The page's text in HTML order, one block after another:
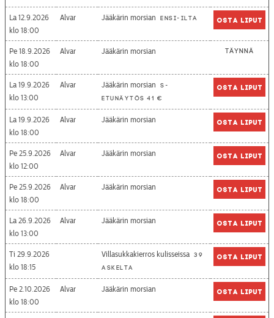
La 12.9.2026
18:00
Alvar Jääkärin morsian Ensi-ilta Osta liput
Pe 18.9.2026
18:00
Alvar Jääkärin morsian Täynnä
La 19.9.2026
13:00
Alvar Jääkärin morsian
S-
etunäytös 41 €
Osta liput
La 19.9.2026
18:00
Alvar Jääkärin morsian Osta liput
Pe 25.9.2026
12:00
Alvar Jääkärin morsian Osta liput
Pe 25.9.2026
18:00
Alvar Jääkärin morsian Osta liput
La 26.9.2026
13:00
Alvar Jääkärin morsian Osta liput
Ti 29.9.2026
18:15
Villasukkakierros kulisseissa 39
askelta
Osta liput
Pe 2.10.2026
18:00
Alvar Jääkärin morsian Osta liput